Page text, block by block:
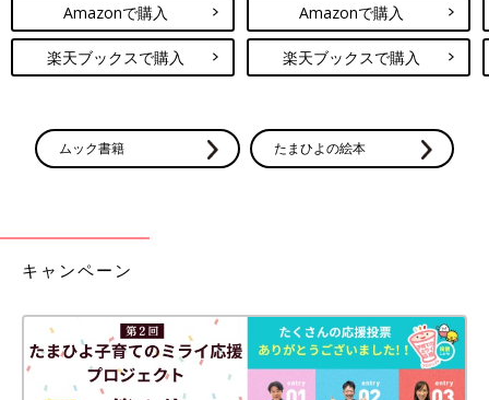
Amazonで購入
楽天ブックスで購入
Amazonで購入
楽天ブックスで購入
ムック書籍 たまひよの絵本
キャンペーン